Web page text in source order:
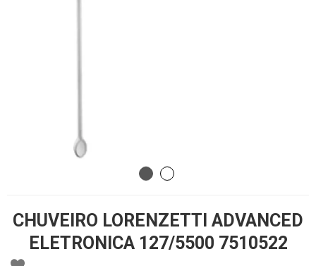
CHUVEIRO LORENZETTI ADVANCED
ELETRONICA 127/5500 7510522